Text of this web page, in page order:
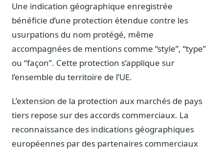
Une indication géographique enregistrée
bénéficie d’une protection étendue contre les
usurpations du nom protégé, même
accompagnées de mentions comme “style”, “type”
ou “façon”. Cette protection s’applique sur
l’ensemble du territoire de l’UE.
L’extension de la protection aux marchés de pays
tiers repose sur des accords commerciaux. La
reconnaissance des indications géographiques
européennes par des partenaires commerciaux